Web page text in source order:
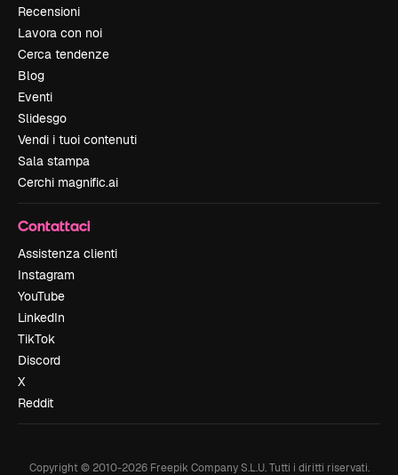
Recensioni
Lavora con noi
Cerca tendenze
Blog
Eventi
Slidesgo
Vendi i tuoi contenuti
Sala stampa
Cerchi magnific.ai
Contattaci
Assistenza clienti
Instagram
YouTube
LinkedIn
TikTok
Discord
X
Reddit
Copyright © 2010-2026Freepik Company S.L.U. Tutti i diritti riservati.